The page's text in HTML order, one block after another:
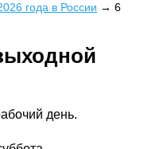
года в России → 6
день.